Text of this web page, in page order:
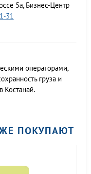
5а, Бизнес-Центр
31
операторами,
груза и
Костанай.
ПОКУПАЮТ